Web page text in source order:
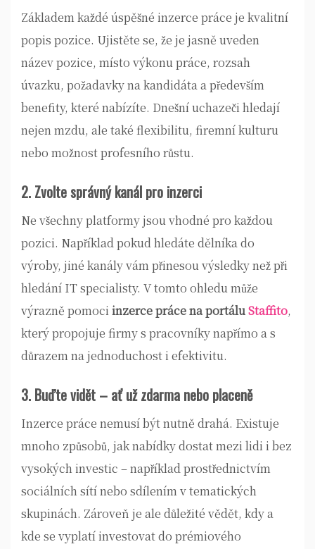
Základem každé úspěšné inzerce práce je kvalitní
popis pozice. Ujistěte se, že je jasně uveden
název pozice, místo výkonu práce, rozsah
úvazku, požadavky na kandidáta a především
benefity, které nabízíte. Dnešní uchazeči hledají
nejen mzdu, ale také flexibilitu, firemní kulturu
nebo možnost profesního růstu.
2. Zvolte správný kanál pro inzerci
Ne všechny platformy jsou vhodné pro každou
pozici. Například pokud hledáte dělníka do
výroby, jiné kanály vám přinesou výsledky než při
hledání IT specialisty. V tomto ohledu může
výrazně pomociinzerce práce na portáluStaffito,
který propojuje firmy s pracovníky napřímo a s
důrazem na jednoduchost i efektivitu.
3. Buďte vidět – ať už zdarma nebo placeně
Inzerce práce nemusí být nutně drahá. Existuje
mnoho způsobů, jak nabídky dostat mezi lidi i bez
vysokých investic – například prostřednictvím
sociálních sítí nebo sdílením v tematických
skupinách. Zároveň je ale důležité vědět, kdy a
kde se vyplatí investovat do prémiového